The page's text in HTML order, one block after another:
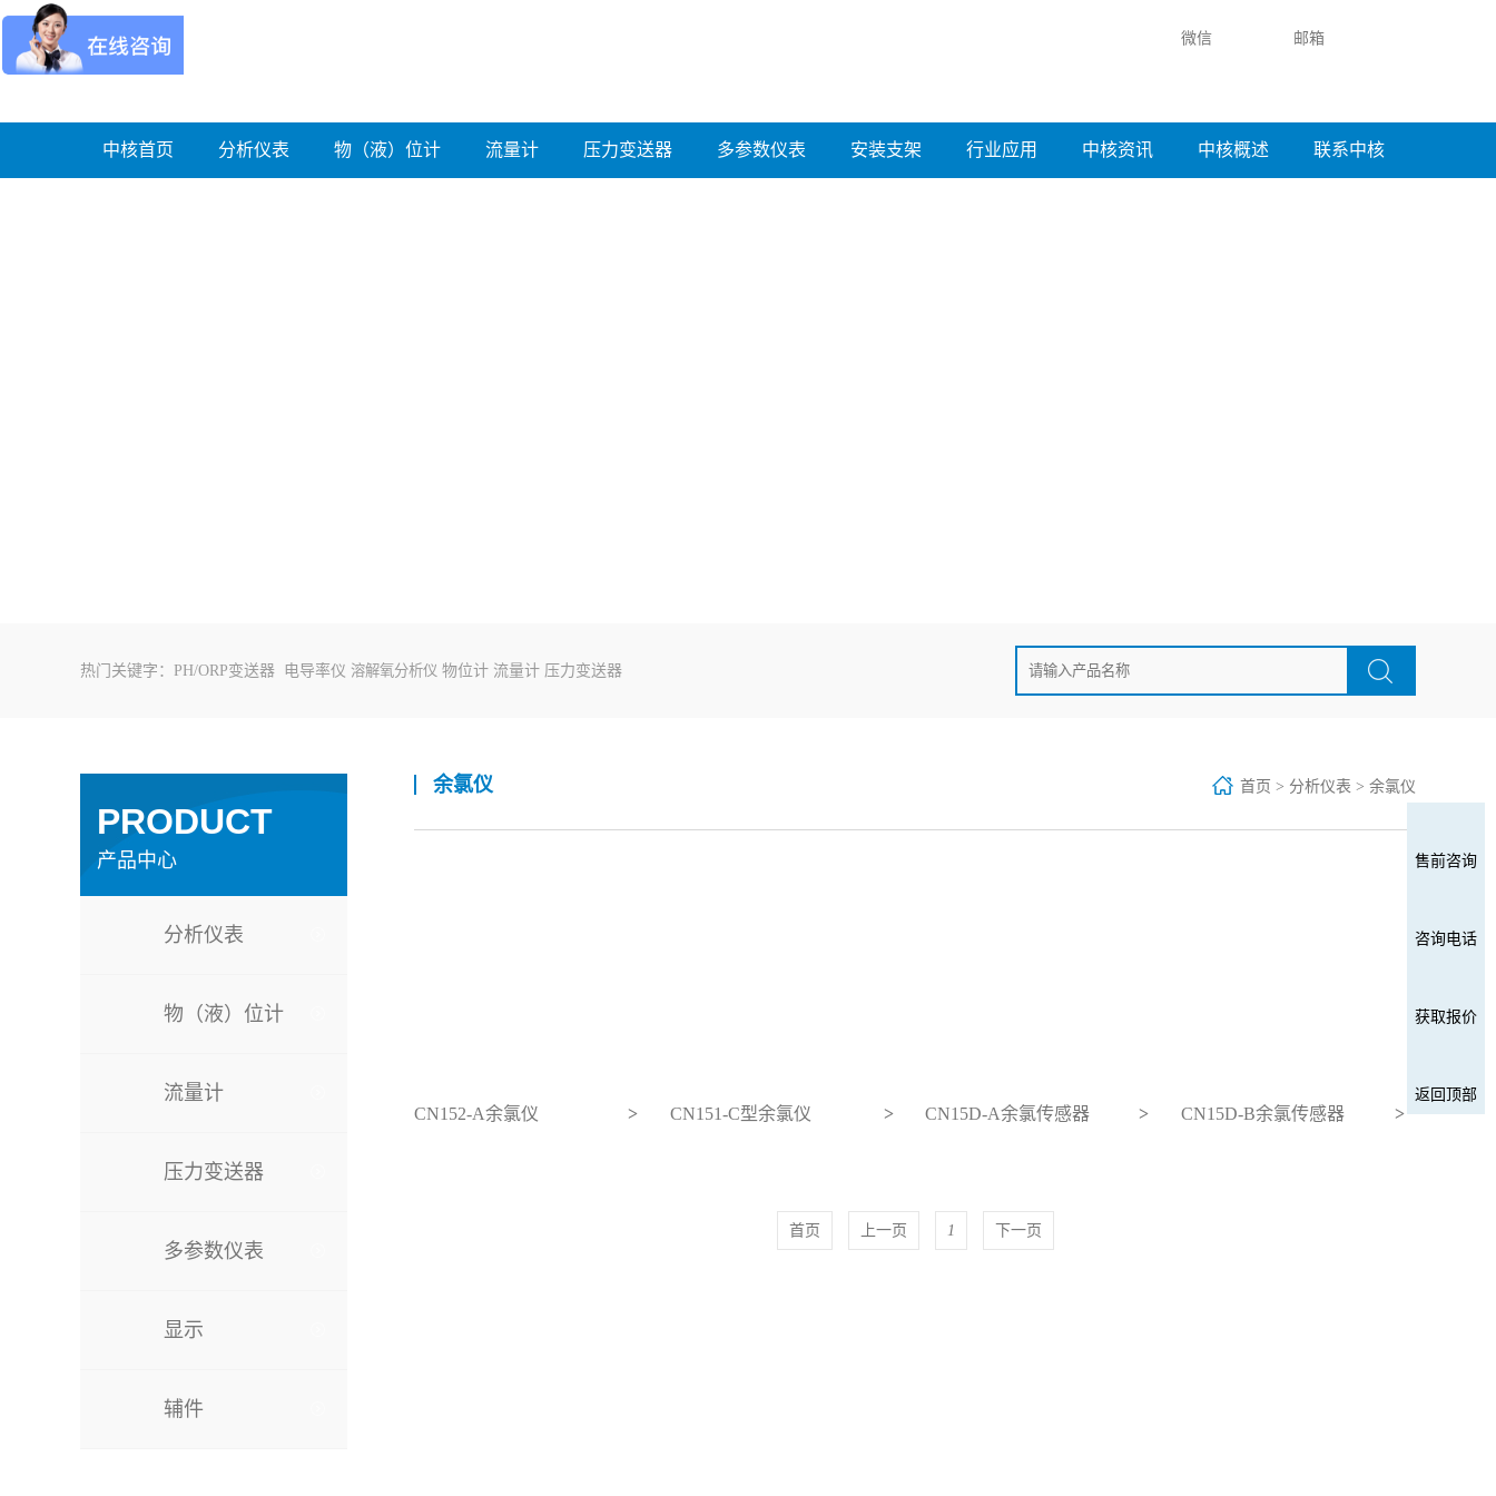
微信 邮箱
中核首页 分析仪表 物（液）位计 流量计 压力变送器 多参数仪表 安装支架 行业应用 中核资讯 中核概述 联系中核
热门关键字： PH/ORP变送器 电导率仪 溶解氧分析仪 物位计 流量计 压力变送器
PRODUCT
产品中心
分析仪表
物（液）位计
流量计
压力变送器
多参数仪表
显示
辅件
余氯仪 首页 > 分析仪表 > 余氯仪
CN152-A余氯仪 > CN151-C型余氯仪 > CN15D-A余氯传感器 > CN15D-B余氯传感器 >
首页 上一页 1 下一页
售前咨询
咨询电话
获取报价
返回顶部